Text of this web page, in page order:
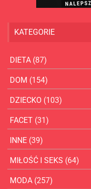
KATEGORIE
DIETA (87)
DOM (154)
DZIECKO (103)
FACET (31)
INNE (39)
MIŁOŚĆ I SEKS (64)
MODA (257)